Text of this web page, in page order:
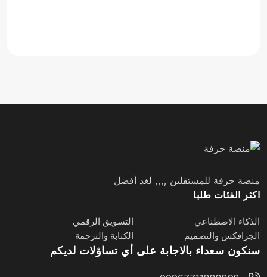
منصة حرفة للمستقلين ,,,, لغد أفضل
اكثر الفئات طلبا
الذكاء الاصطناعي
التسويق الرقمي
الجرافكس والتصميم
الكتابة والترجمة
سنكون سعداء بالاجابة على أي تساؤلات لديكم